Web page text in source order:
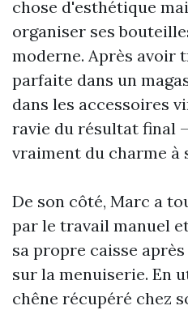
chose d'esthétique
organiser ses
moderne. Après avoir
parfaite dans un
dans les accessoires
ravie du résultat final
vraiment du charme à
De son côté, Marc a
par le travail manuel
sa propre caisse
sur la menuiserie. En
chêne récupéré chez